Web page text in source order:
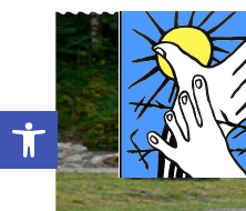
Ouvrir la barre d’outils